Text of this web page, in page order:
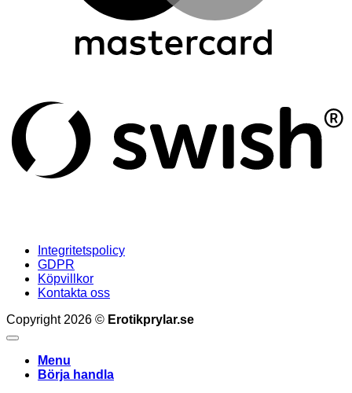
Integritetspolicy
GDPR
Köpvillkor
Kontakta oss
Copyright 2026 © Erotikprylar.se
Menu
Börja handla